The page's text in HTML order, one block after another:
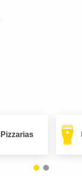
Pizzarias